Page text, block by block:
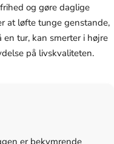
og gøre daglige
at løfte tunge genstande,
tur, kan smerter i højre
på livskvaliteten.
er bekymrende